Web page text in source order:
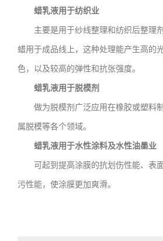
蜡乳液用于纺织业
主要是用于纱线整理和纺织后整理
蜡用于成品线上，这种处理能产生高的
色，以及较高的弹性和抗张强度。
蜡乳液用于脱模剂
做为脱模剂广泛应用在橡胶或塑料
属脱模等各个领域。
蜡乳液用于水性涂料及水性油墨业
可起到提高涂膜的抗划伤性能、表
污性能，使涂膜更加爽滑。